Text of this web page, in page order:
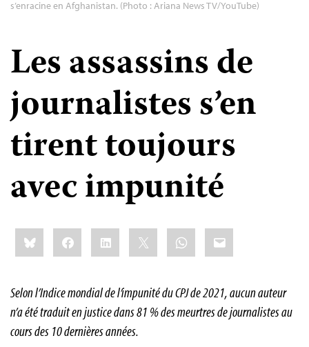
s’enracine en Afghanistan. (Photo : Ariana News TV/YouTube)
Les assassins de
journalistes s’en
tirent toujours
avec impunité
Share
this:BlueskyFacebookLinkedIn WhatsApp
Email
Selon l’Indice mondial de l’impunité du CPJ de 2021, aucun auteur
n’a été traduit en justice dans 81 % des meurtres de journalistes au
cours des 10 dernières années.